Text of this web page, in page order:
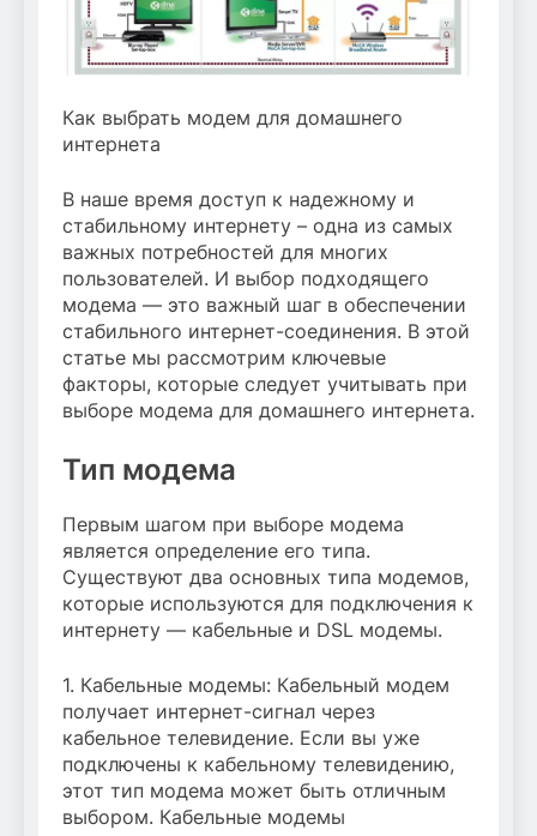
Как выбрать модем для домашнего
интернета
В наше время доступ к надежному и
стабильному интернету – одна из самых
важных потребностей для многих
пользователей. И выбор подходящего
модема — это важный шаг в обеспечении
стабильного интернет-соединения. В этой
статье мы рассмотрим ключевые
факторы, которые следует учитывать при
выборе модема для домашнего интернета.
Тип модема
Первым шагом при выборе модема
является определение его типа.
Существуют два основных типа модемов,
которые используются для подключения к
интернету — кабельные и DSL модемы.
1. Кабельные модемы: Кабельный модем
получает интернет-сигнал через
кабельное телевидение. Если вы уже
подключены к кабельному телевидению,
этот тип модема может быть отличным
выбором. Кабельные модемы